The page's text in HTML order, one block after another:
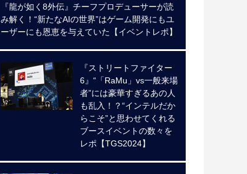
『龍が如く8外伝』チーフプロデューサーが読
み解く！“新たなAIの世界”はゲーム開発にもユ
ーザーにも恩恵を与えていた【イベントレポ】
『ストリートファイター
6』“「RaMu」vs一般来場
者”には豪華すぎるあの人
も乱入！？“インテルだか
らこそ”と思わせてくれる
ブースイベントの数々を
レポ【TGS2024】